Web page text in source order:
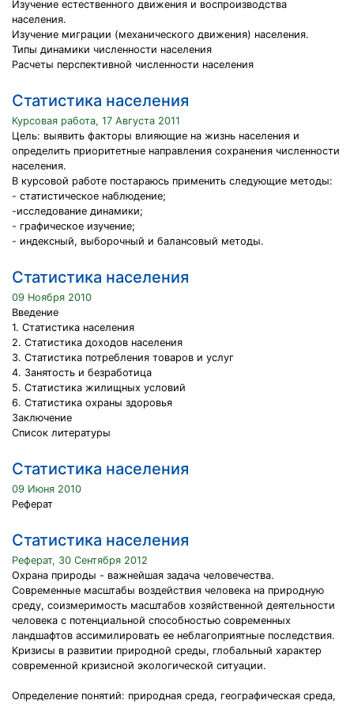
Изучение естественного движения и воспроизводства
населения.
Изучение миграции (механического движения) населения.
Типы динамики численности населения
Расчеты перспективной численности населения
Статистика населения
Курсовая работа, 17 Августа 2011
Цель: выявить факторы влияющие на жизнь населения и
определить приоритетные направления сохранения численности
населения.
В курсовой работе постараюсь применить следующие методы:
- статистическое наблюдение;
-исследование динамики;
- графическое изучение;
- индексный, выборочный и балансовый методы.
Статистика населения
09 Ноября 2010
Введение
1. Статистика населения
2. Статистика доходов населения
3. Статистика потребления товаров и услуг
4. Занятость и безработица
5. Статистика жилищных условий
6. Статистика охраны здоровья
Заключение
Список литературы
Статистика населения
09 Июня 2010
Реферат
Статистика населения
Реферат, 30 Сентября 2012
Охрана природы - важнейшая задача человечества.
Современные масштабы воздействия человека на природную
среду, соизмеримость масштабов хозяйственной деятельности
человека с потенциальной способностью современных
ландшафтов ассимилировать ее неблагоприятные последствия.
Кризисы в развитии природной среды, глобальный характер
современной кризисной экологической ситуации.
Определение понятий: природная среда, географическая среда,